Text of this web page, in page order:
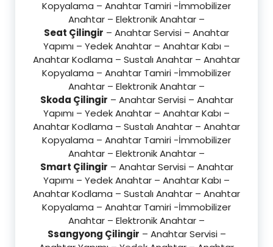
Kopyalama – Anahtar Tamiri -İmmobilizer
Anahtar – Elektronik Anahtar –
Seat Çilingir – Anahtar Servisi – Anahtar
Yapımı – Yedek Anahtar – Anahtar Kabı –
Anahtar Kodlama – Sustalı Anahtar – Anahtar
Kopyalama – Anahtar Tamiri -İmmobilizer
Anahtar – Elektronik Anahtar –
Skoda Çilingir – Anahtar Servisi – Anahtar
Yapımı – Yedek Anahtar – Anahtar Kabı –
Anahtar Kodlama – Sustalı Anahtar – Anahtar
Kopyalama – Anahtar Tamiri -İmmobilizer
Anahtar – Elektronik Anahtar –
Smart Çilingir – Anahtar Servisi – Anahtar
Yapımı – Yedek Anahtar – Anahtar Kabı –
Anahtar Kodlama – Sustalı Anahtar – Anahtar
Kopyalama – Anahtar Tamiri -İmmobilizer
Anahtar – Elektronik Anahtar –
Ssangyong Çilingir – Anahtar Servisi –